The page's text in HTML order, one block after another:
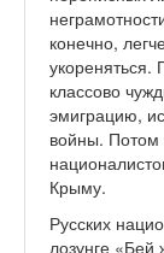
конечно,
укореняться.
классово
эмиграцию,
войны. Потом
Крыму.
Русских
лозунге «Бей